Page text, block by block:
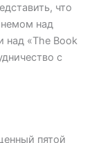
что
над
над «The Book
с
пятой